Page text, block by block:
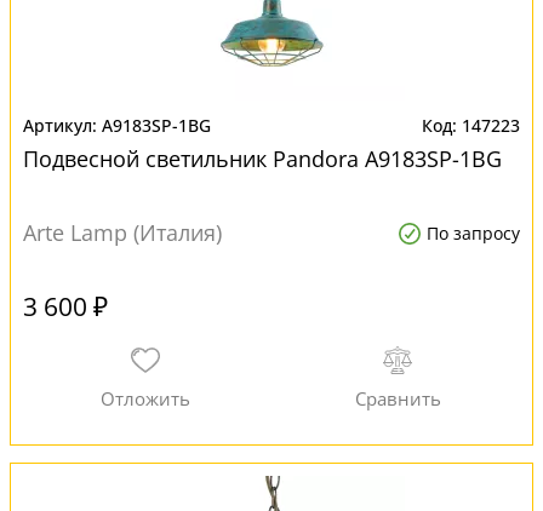
A9183SP-1BG 147223
Подвесной светильник Pandora A9183SP-1BG
Arte Lamp (Италия) По запросу
3 600 ₽